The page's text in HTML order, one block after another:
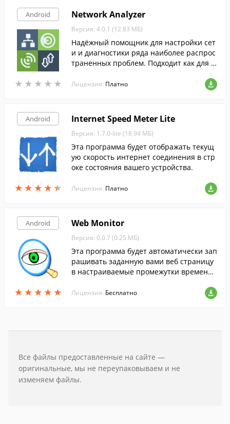
Android
★ ★ ★ ★ ★
★ ★ ★ ★ ★
Network Analyzer
Версия: 4.0.1 (12.83 МБ)
Надёжный помощник для настройки сет
и и диагностики ряда наиболее распрос
траненных проблем. Подходит как для п
пользователей.
Лицензия: Платно
Android
★ ★ ★ ★ ★
★ ★ ★ ★ ★
Internet Speed Meter Lite
Версия: 1.7.0-lite (18.94 МБ)
Эта программа будет отображать текущ
ую скорость интернет соединения в стр
оке состояния вашего устройства.
Лицензия: Платно
Android
★ ★ ★ ★ ★
★ ★ ★ ★ ★
Web Monitor
Версия: 0.0.7 (0.25 МБ)
Эта программа будет автоматически зап
рашивать заданную вами веб страницу
в настраиваемые промежутки времени
м словам.
Лицензия: Бесплатно
Все файлы предоставленные на сайте —
оригинальные, мы не переупаковываем и не
изменяем файлы.